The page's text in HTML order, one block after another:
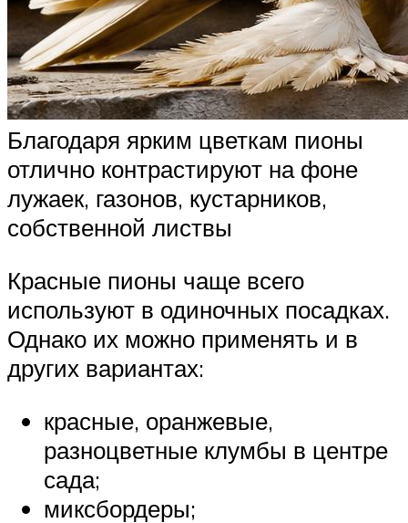
Благодаря ярким цветкам пионы
отлично контрастируют на фоне
лужаек, газонов, кустарников,
собственной листвы
Красные пионы чаще всего
используют в одиночных посадках.
Однако их можно применять и в
других вариантах:
красные, оранжевые,
разноцветные клумбы в центре
сада;
миксбордеры;